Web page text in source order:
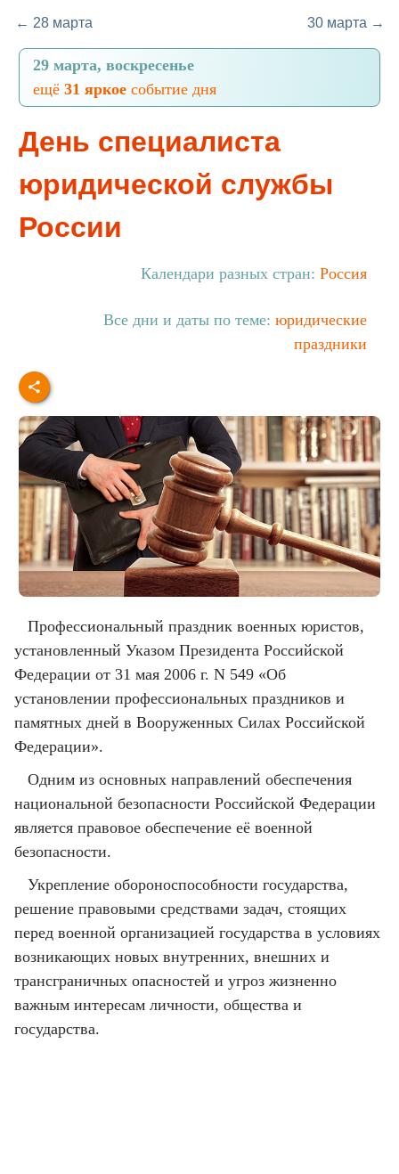
← 28 марта 30 марта →
29 марта, воскресенье
ещё 31 яркое событие дня
День специалиста
юридической службы
России
Календари разных стран: Россия
Все дни и даты по теме: юридические
праздники
Профессиональный праздник военных юристов,
установленный Указом Президента Российской
Федерации от 31 мая 2006 г. N 549 «Об
установлении профессиональных праздников и
памятных дней в Вооруженных Силах Российской
Федерации».
Одним из основных направлений обеспечения
национальной безопасности Российской Федерации
является правовое обеспечение её военной
безопасности.
Укрепление обороноспособности государства,
решение правовыми средствами задач, стоящих
перед военной организацией государства в условиях
возникающих новых внутренних, внешних и
трансграничных опасностей и угроз жизненно
важным интересам личности, общества и
государства.